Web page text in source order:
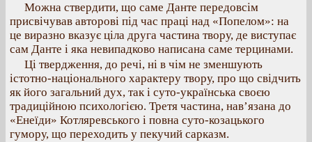
Можна ствердити, що саме Данте передовсім
присвічував авторові під час праці над «Попелом»: на
це виразно вказує ціла друга частина твору, де виступає
сам Данте і яка невипадково написана саме терцинами.
Ці твердження, до речі, ні в чім не зменшують
істотно-національного характеру твору, про що свідчить
як його загальний дух, так і суто-українська своєю
традиційною психологією. Третя частина, нав’язана до
«Енеїди» Котляревського і повна суто-козацького
гумору, що переходить у пекучий сарказм.